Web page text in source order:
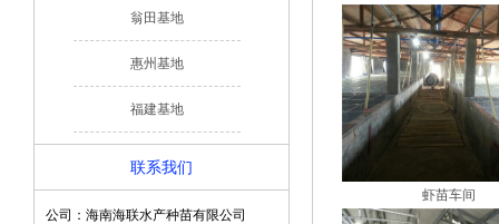
翁田基地
惠州基地
福建基地
联系我们
公司：海南海联水产种苗有限公司
虾苗车间